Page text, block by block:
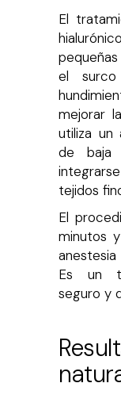
El
el surco
mejorar
utiliza un
de baja
tejidos
El
minutos
Es un
seguro y